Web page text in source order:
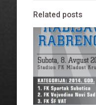
Related posts